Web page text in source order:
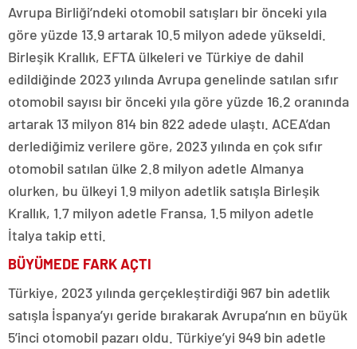
Avrupa Birliği’ndeki otomobil satışları bir önceki yıla
göre yüzde 13.9 artarak 10.5 milyon adede yükseldi.
Birleşik Krallık, EFTA ülkeleri ve Türkiye de dahil
edildiğinde 2023 yılında Avrupa genelinde satılan sıfır
otomobil sayısı bir önceki yıla göre yüzde 16.2 oranında
artarak 13 milyon 814 bin 822 adede ulaştı. ACEA’dan
derlediğimiz verilere göre, 2023 yılında en çok sıfır
otomobil satılan ülke 2.8 milyon adetle Almanya
olurken, bu ülkeyi 1.9 milyon adetlik satışla Birleşik
Krallık, 1.7 milyon adetle Fransa, 1.5 milyon adetle
İtalya takip etti.
BÜYÜMEDE FARK AÇTI
Türkiye, 2023 yılında gerçekleştirdiği 967 bin adetlik
satışla İspanya’yı geride bırakarak Avrupa’nın en büyük
5’inci otomobil pazarı oldu. Türkiye’yi 949 bin adetle